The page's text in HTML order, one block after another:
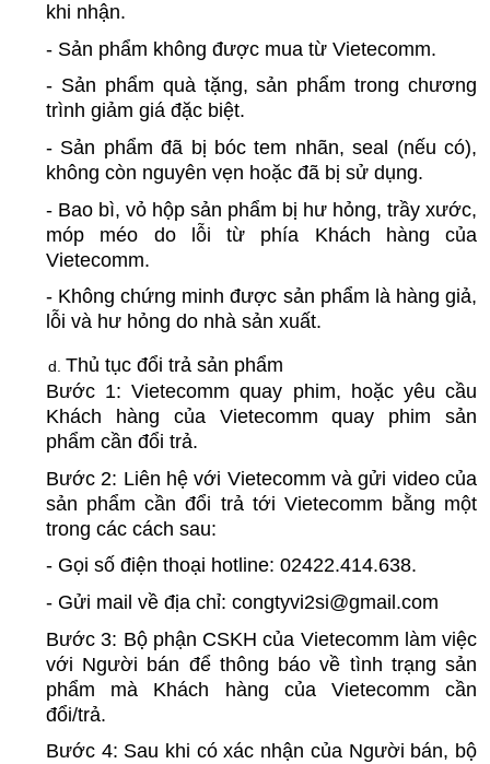
khi nhận.
- Sản phẩm không được mua từ Vietecomm.
- Sản phẩm quà tặng, sản phẩm trong chương
trình giảm giá đặc biệt.
- Sản phẩm đã bị bóc tem nhãn, seal (nếu có),
không còn nguyên vẹn hoặc đã bị sử dụng.
- Bao bì, vỏ hộp sản phẩm bị hư hỏng, trầy xước,
móp méo do lỗi từ phía Khách hàng của
Vietecomm.
- Không chứng minh được sản phẩm là hàng giả,
lỗi và hư hỏng do nhà sản xuất.
Thủ tục đổi trả sản phẩm
Bước 1: Vietecomm quay phim, hoặc yêu cầu
Khách hàng của Vietecomm quay phim sản
phẩm cần đổi trả.
Bước 2: Liên hệ với Vietecomm và gửi video của
sản phẩm cần đổi trả tới Vietecomm bằng một
trong các cách sau:
- Gọi số điện thoại hotline: 02422.414.638.
- Gửi mail về địa chỉ: congtyvi2si@gmail.com
Bước 3: Bộ phận CSKH của Vietecomm làm việc
với Người bán để thông báo về tình trạng sản
phẩm mà Khách hàng của Vietecomm cần
đổi/trả.
Bước 4: Sau khi có xác nhận của Người bán, bộ